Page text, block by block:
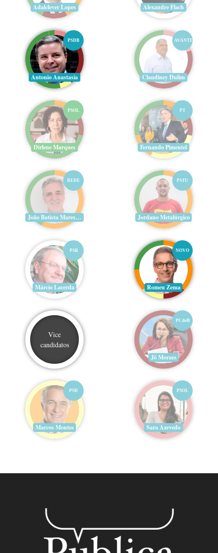
Adalclever Lopes Alexandre Flach
PSDB
Antonio Anastasia
AVANTE
Claudiney Dulim
PSOL
Dirlene Marques
PT
Fernando Pimentel
REDE
João Batista Mares Guia
PSTU
Jordano Metalúrgico
PSB
Márcio Lacerda
NOVO
Romeu Zema
Vice
candidatos
PCdoB
Jô Moraes
PSD
Marcos Montes
PSOL
Sara Azevedo